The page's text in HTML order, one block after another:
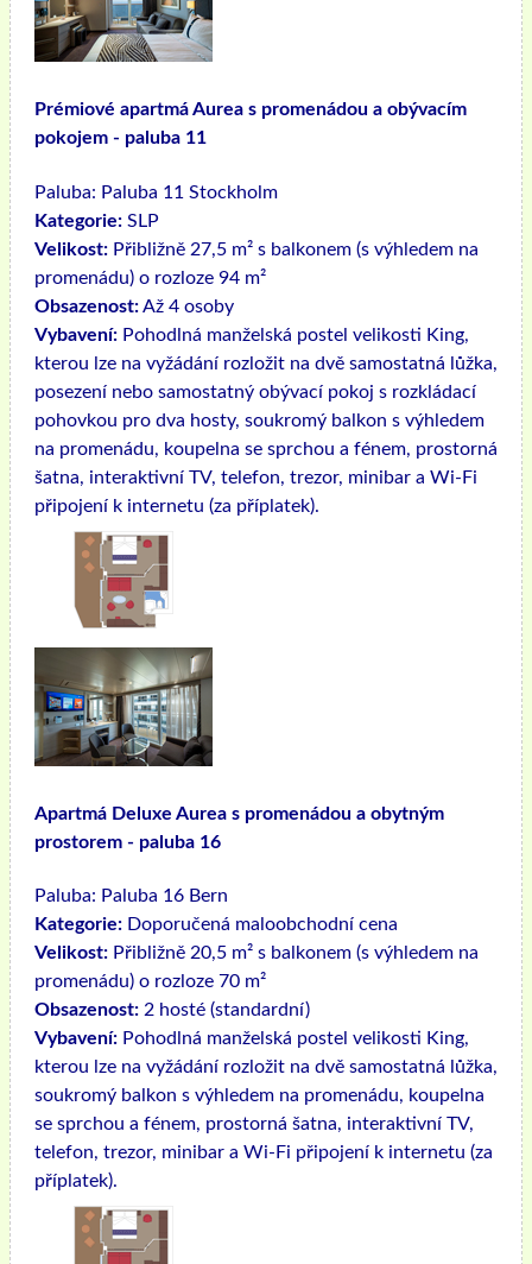
Prémiové apartmá Aurea s promenádou a obývacím
pokojem - paluba 11
Paluba: Paluba 11 Stockholm
Kategorie: SLP
Velikost: Přibližně 27,5 m² s balkonem (s výhledem na
promenádu) o rozloze 94 m²
Obsazenost:Až 4 osoby
Vybavení: Pohodlná manželská postel velikosti King,
kterou lze na vyžádání rozložit na dvě samostatná lůžka,
posezení nebo samostatný obývací pokoj s rozkládací
pohovkou pro dva hosty, soukromý balkon s výhledem
na promenádu, koupelna se sprchou a fénem, ​​prostorná
šatna, interaktivní TV, telefon, trezor, minibar a Wi-Fi
připojení k internetu (za příplatek).
Apartmá Deluxe Aurea s promenádou a obytným
prostorem - paluba 16
Paluba: Paluba 16 Bern
Kategorie: Doporučená maloobchodní cena
Velikost: Přibližně 20,5 m² s balkonem (s výhledem na
promenádu) o rozloze 70 m²
Obsazenost: 2 hosté (standardní)
Vybavení: Pohodlná manželská postel velikosti King,
kterou lze na vyžádání rozložit na dvě samostatná lůžka,
soukromý balkon s výhledem na promenádu, koupelna
se sprchou a fénem, ​​prostorná šatna, interaktivní TV,
telefon, trezor, minibar a Wi-Fi připojení k internetu (za
příplatek).